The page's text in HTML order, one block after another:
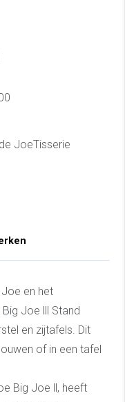
JoeTisserie
en het
Joe lll Stand
en zijtafels. Dit
of in een tafel
Big Joe ll, heeft